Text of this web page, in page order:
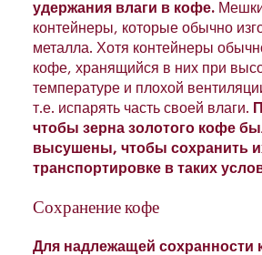
удержания влаги в кофе.
контейнеры, которые обычно
металла. Хотя контейнеры
кофе, хранящийся в них при
температуре и плохой
т.е. испарять часть своей влаги.
чтобы зерна золотого кофе
высушены, чтобы сохранить
транспортировке в таких
Сохранение кофе
Для надлежащей сохранности